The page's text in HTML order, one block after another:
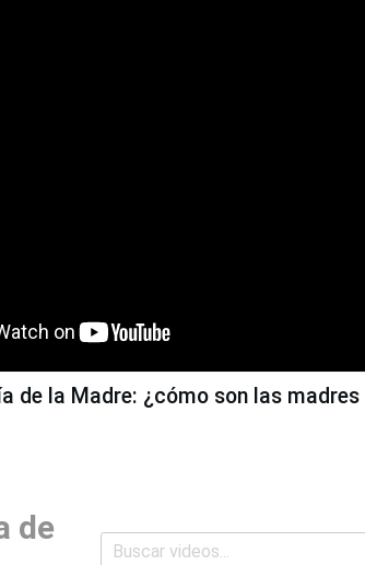
de la Madre: ¿cómo son las madres
de